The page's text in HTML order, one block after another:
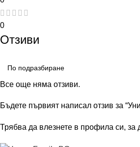
0
Отзиви
Все още няма отзиви.
Бъдете първият написал отзив за
Трябва да влезнете в профила си, за